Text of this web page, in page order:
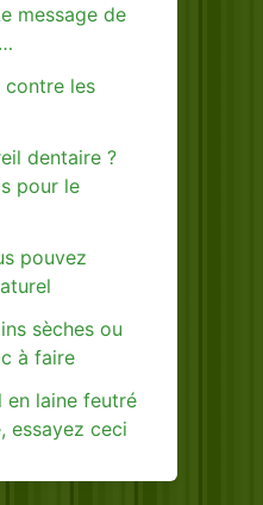
message de
contre les
dentaire ?
pour le
pouvez
sèches ou
à faire
en laine feutré
essayez ceci